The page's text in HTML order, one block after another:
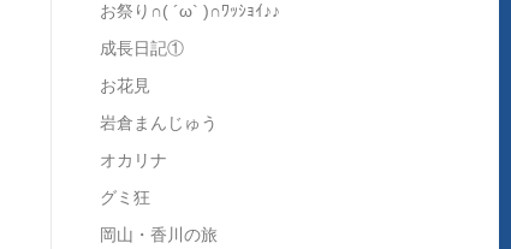
お祭り∩( ´ω` )∩ﾜｯｼｮｲ♪♪
成長日記①
お花見
岩倉まんじゅう
オカリナ
グミ狂
岡山・香川の旅